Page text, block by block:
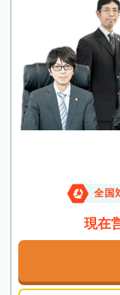
全国
現在